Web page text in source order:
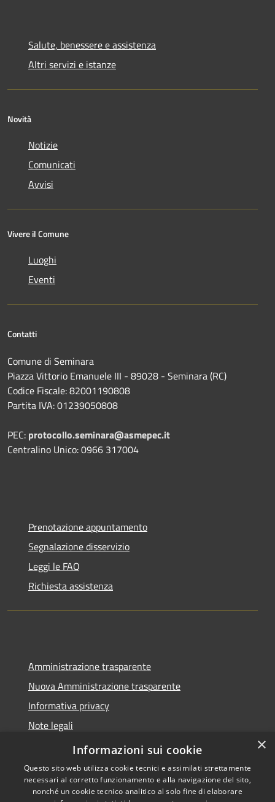
Salute, benessere e assistenza
Altri servizi e istanze
Novità
Notizie
Comunicati
Avvisi
Vivere il Comune
Luoghi
Eventi
Contatti
Comune di Seminara
Piazza Vittorio Emanuele III - 89028 - Seminara (RC)
Codice Fiscale: 82001190808
Partita IVA: 01239050808
PEC: protocollo.seminara@asmepec.it
Centralino Unico: 0966 317004
Prenotazione appuntamento
Segnalazione disservizio
Leggi le FAQ
Richiesta assistenza
Amministrazione trasparente
Nuova Amministrazione trasparente
Informativa privacy
Note legali
Dichiarazione di accessibilità
×
Informazioni sui cookie
Questo sito web utilizza cookie tecnici e assimilati strettamente
necessari al corretto funzionamento e alla navigazione del sito,
nonché un cookie tecnico analitico al solo fine di elaborare